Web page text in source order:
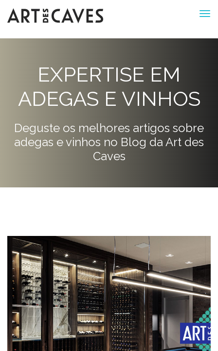
EXPERTISE EM
ADEGAS E VINHOS
Deguste os melhores artigos sobre
adegas e vinhos no Blog da Art des
Caves